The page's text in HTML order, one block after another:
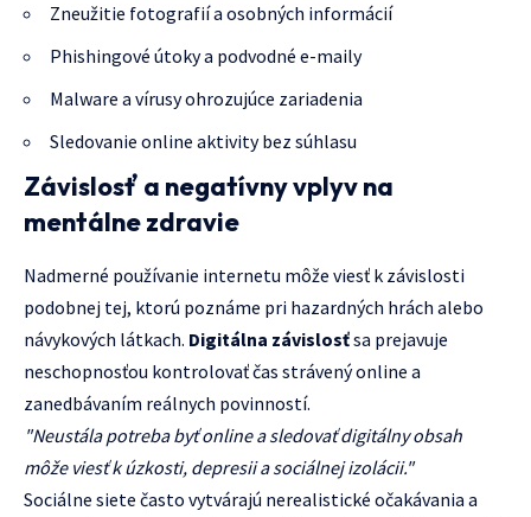
Zneužitie fotografií a osobných informácií
Phishingové útoky a podvodné e-maily
Malware a vírusy ohrozujúce zariadenia
Sledovanie online aktivity bez súhlasu
Závislosť a negatívny vplyv na
mentálne zdravie
Nadmerné používanie internetu môže viesť k závislosti
podobnej tej, ktorú poznáme pri hazardných hrách alebo
návykových látkach. Digitálna závislosťsa prejavuje
neschopnosťou kontrolovať čas strávený online a
zanedbávaním reálnych povinností.
"Neustála potreba byť online a sledovať digitálny obsah
môže viesť k úzkosti, depresii a sociálnej izolácii."
Sociálne siete často vytvárajú nerealistické očakávania a